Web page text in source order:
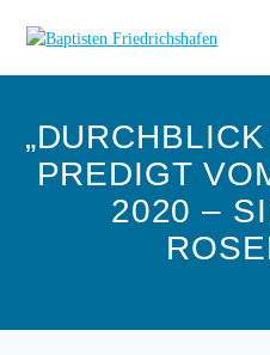
PREDIGT
2020 –